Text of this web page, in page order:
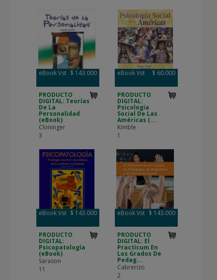
eBook Vst $ 143.000
PRODUCTO
DIGITAL: Teorías
De La
Personalidad
(eBook)
Cloninger
3
eBook Vst $ 60.000
PRODUCTO
DIGITAL:
Psicologia
Social De Las
Américas (...
Kimble
1
eBook Vst $ 143.000
PRODUCTO
DIGITAL:
Psicopatología
(eBook)
Sarason
11
eBook Vst $ 143.000
PRODUCTO
DIGITAL: El
Practicum En
Los Grados De
Pedag...
Cabrerizo
2